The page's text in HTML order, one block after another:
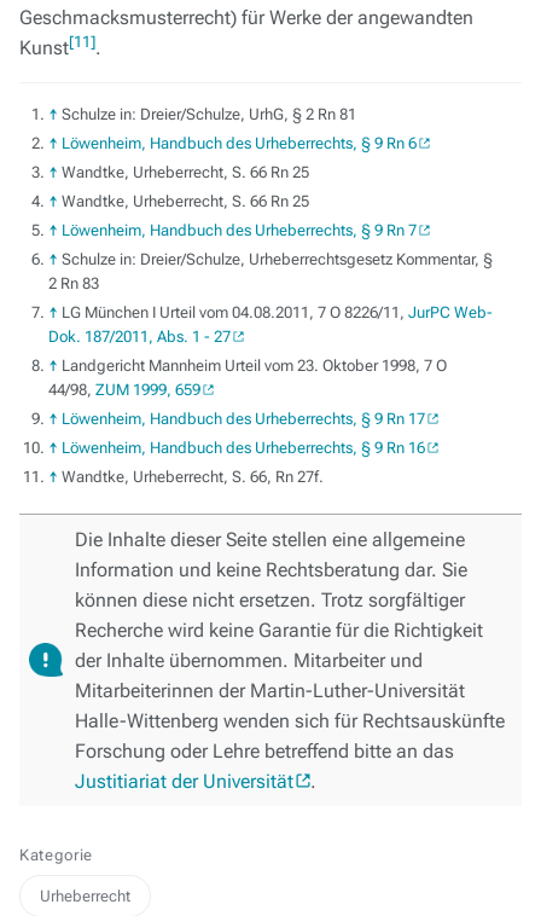
Geschmacksmusterrecht) für Werke der angewandten
Kunst[11].
↑ Schulze in: Dreier/Schulze, UrhG, § 2 Rn 81
↑ Löwenheim, Handbuch des Urheberrechts, § 9 Rn 6
↑ Wandtke, Urheberrecht, S. 66 Rn 25
↑ Wandtke, Urheberrecht, S. 66 Rn 25
↑ Löwenheim, Handbuch des Urheberrechts, § 9 Rn 7
↑ Schulze in: Dreier/Schulze, Urheberrechtsgesetz Kommentar, §
2 Rn 83
↑ LG München I Urteil vom 04.08.2011, 7 O 8226/11, JurPC Web-
Dok. 187/2011, Abs. 1 - 27
↑ Landgericht Mannheim Urteil vom 23. Oktober 1998, 7 O
44/98, ZUM 1999, 659
↑ Löwenheim, Handbuch des Urheberrechts, § 9 Rn 17
↑ Löwenheim, Handbuch des Urheberrechts, § 9 Rn 16
↑ Wandtke, Urheberrecht, S. 66, Rn 27f.
Die Inhalte dieser Seite stellen eine allgemeine
Information und keine Rechtsberatung dar. Sie
können diese nicht ersetzen. Trotz sorgfältiger
Recherche wird keine Garantie für die Richtigkeit
der Inhalte übernommen. Mitarbeiter und
Mitarbeiterinnen der Martin-Luther-Universität
Halle-Wittenberg wenden sich für Rechtsauskünfte
Forschung oder Lehre betreffend bitte an das
Justitiariat der Universität
.
Kategorie
Urheberrecht